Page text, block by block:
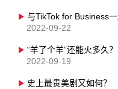
2022-09-22
“羊了个羊”还能火多久？
2022-09-19
史上最贵美剧又如何？